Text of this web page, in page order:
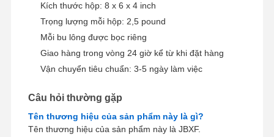
Kích thước hộp: 8 x 6 x 4 inch
Trọng lượng mỗi hộp: 2,5 pound
Mỗi bu lông được bọc riêng
Giao hàng trong vòng 24 giờ kể từ khi đặt hàng
Vận chuyển tiêu chuẩn: 3-5 ngày làm việc
Câu hỏi thường gặp
Tên thương hiệu của sản phẩm này là gì?
Tên thương hiệu của sản phẩm này là JBXF.